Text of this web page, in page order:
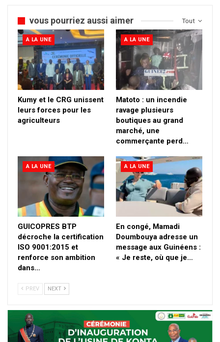
Tout
vous pourriez aussi aimer
A LA UNE
Kumy et le CRG unissent
leurs forces pour les
agriculteurs
A LA UNE
Matoto : un incendie
ravage plusieurs
boutiques au grand
marché, une
commerçante perd…
A LA UNE
GUICOPRES BTP
décroche la certification
ISO 9001:2015 et
renforce son ambition
dans…
A LA UNE
En congé, Mamadi
Doumbouya adresse un
message aux Guinéens :
« Je reste, où que je…
PREV NEXT